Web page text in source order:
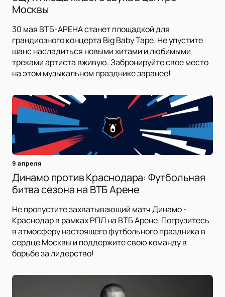
Москвы
30 мая ВТБ-АРЕНА станет площадкой для
грандиозного концерта Big Baby Tape. Не упустите
шанс насладиться новыми хитами и любимыми
треками артиста вживую. Забронируйте свое место
на этом музыкальном празднике заранее!
9 апреля
Динамо против Краснодара: Футбольная
битва сезона на ВТБ Арене
Не пропустите захватывающий матч Динамо -
Краснодар в рамках РПЛ на ВТБ Арене. Погрузитесь
в атмосферу настоящего футбольного праздника в
сердце Москвы и поддержите свою команду в
борьбе за лидерство!